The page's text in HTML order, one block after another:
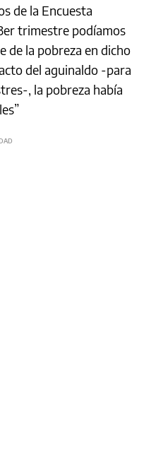
de la Encuesta
trimestre podíamos
de la pobreza en dicho
del aguinaldo -para
, la pobreza había